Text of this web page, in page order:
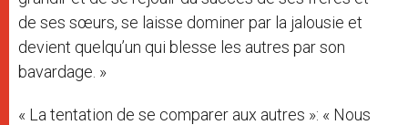
de ses sœurs, se laisse dominer par la jalousie et
devient quelqu’un qui blesse les autres par son
bavardage. »
« La tentation de se comparer aux autres »: « Nous